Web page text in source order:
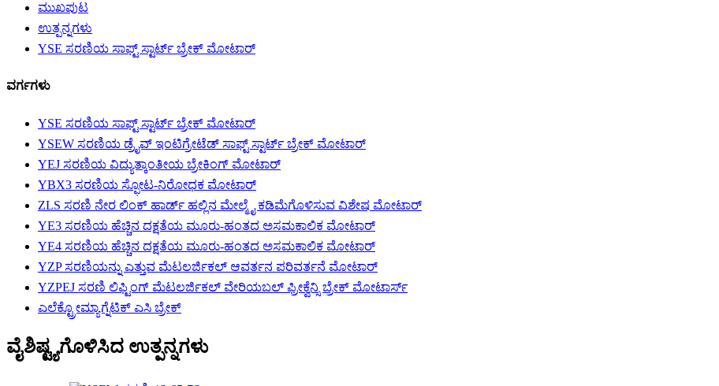
ಮುಖಪುಟ
ಉತ್ಪನ್ನಗಳು
YSE ಸರಣಿಯ ಸಾಫ್ಟ್ ಸ್ಟಾರ್ಟ್ ಬ್ರೇಕ್ ಮೋಟಾರ್
ವರ್ಗಗಳು
YSE ಸರಣಿಯ ಸಾಫ್ಟ್ ಸ್ಟಾರ್ಟ್ ಬ್ರೇಕ್ ಮೋಟಾರ್
YSEW ಸರಣಿಯ ಡ್ರೈವ್ ಇಂಟಿಗ್ರೇಟೆಡ್ ಸಾಫ್ಟ್ ಸ್ಟಾರ್ಟ್ ಬ್ರೇಕ್ ಮೋಟಾರ್
YEJ ಸರಣಿಯ ವಿದ್ಯುತ್ಕಾಂತೀಯ ಬ್ರೇಕಿಂಗ್ ಮೋಟಾರ್
YBX3 ಸರಣಿಯ ಸ್ಫೋಟ-ನಿರೋಧಕ ಮೋಟಾರ್
ZLS ಸರಣಿ ನೇರ ಲಿಂಕ್ ಹಾರ್ಡ್ ಹಲ್ಲಿನ ಮೇಲ್ಮೈ ಕಡಿಮೆಗೊಳಿಸುವ ವಿಶೇಷ ಮೋಟಾರ್
YE3 ಸರಣಿಯ ಹೆಚ್ಚಿನ ದಕ್ಷತೆಯ ಮೂರು-ಹಂತದ ಅಸಮಕಾಲಿಕ ಮೋಟಾರ್
YE4 ಸರಣಿಯ ಹೆಚ್ಚಿನ ದಕ್ಷತೆಯ ಮೂರು-ಹಂತದ ಅಸಮಕಾಲಿಕ ಮೋಟಾರ್
YZP ಸರಣಿಯನ್ನು ಎತ್ತುವ ಮೆಟಲರ್ಜಿಕಲ್ ಆವರ್ತನ ಪರಿವರ್ತನೆ ಮೋಟಾರ್
YZPEJ ಸರಣಿ ಲಿಫ್ಟಿಂಗ್ ಮೆಟಲರ್ಜಿಕಲ್ ವೇರಿಯಬಲ್ ಫ್ರೀಕ್ವೆನ್ಸಿ ಬ್ರೇಕ್ ಮೋಟಾರ್ಸ್
ಎಲೆಕ್ಟ್ರೋಮ್ಯಾಗ್ನೆಟಿಕ್ ಎಸಿ ಬ್ರೇಕ್
ವೈಶಿಷ್ಟ್ಯಗೊಳಿಸಿದ ಉತ್ಪನ್ನಗಳು